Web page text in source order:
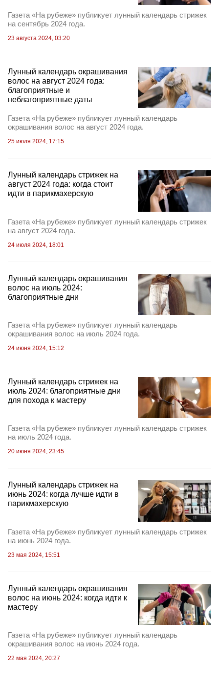
Газета «На рубеже» публикует лунный календарь стрижек
на сентябрь 2024 года.
23 августа 2024, 03:20
Лунный календарь окрашивания
волос на август 2024 года:
благоприятные и
неблагоприятные даты
Газета «На рубеже» публикует лунный календарь
окрашивания волос на август 2024 года.
25 июля 2024, 17:15
Лунный календарь стрижек на
август 2024 года: когда стоит
идти в парикмахерскую
Газета «На рубеже» публикует лунный календарь стрижек
на август 2024 года.
24 июля 2024, 18:01
Лунный календарь окрашивания
волос на июль 2024:
благоприятные дни
Газета «На рубеже» публикует лунный календарь
окрашивания волос на июль 2024 года.
24 июня 2024, 15:12
Лунный календарь стрижек на
июль 2024: благоприятные дни
для похода к мастеру
Газета «На рубеже» публикует лунный календарь стрижек
на июль 2024 года.
20 июня 2024, 23:45
Лунный календарь стрижек на
июнь 2024: когда лучше идти в
парикмахерскую
Газета «На рубеже» публикует лунный календарь стрижек
на июнь 2024 года.
23 мая 2024, 15:51
Лунный календарь окрашивания
волос на июнь 2024: когда идти к
мастеру
Газета «На рубеже» публикует лунный календарь
окрашивания волос на июнь 2024 года.
22 мая 2024, 20:27